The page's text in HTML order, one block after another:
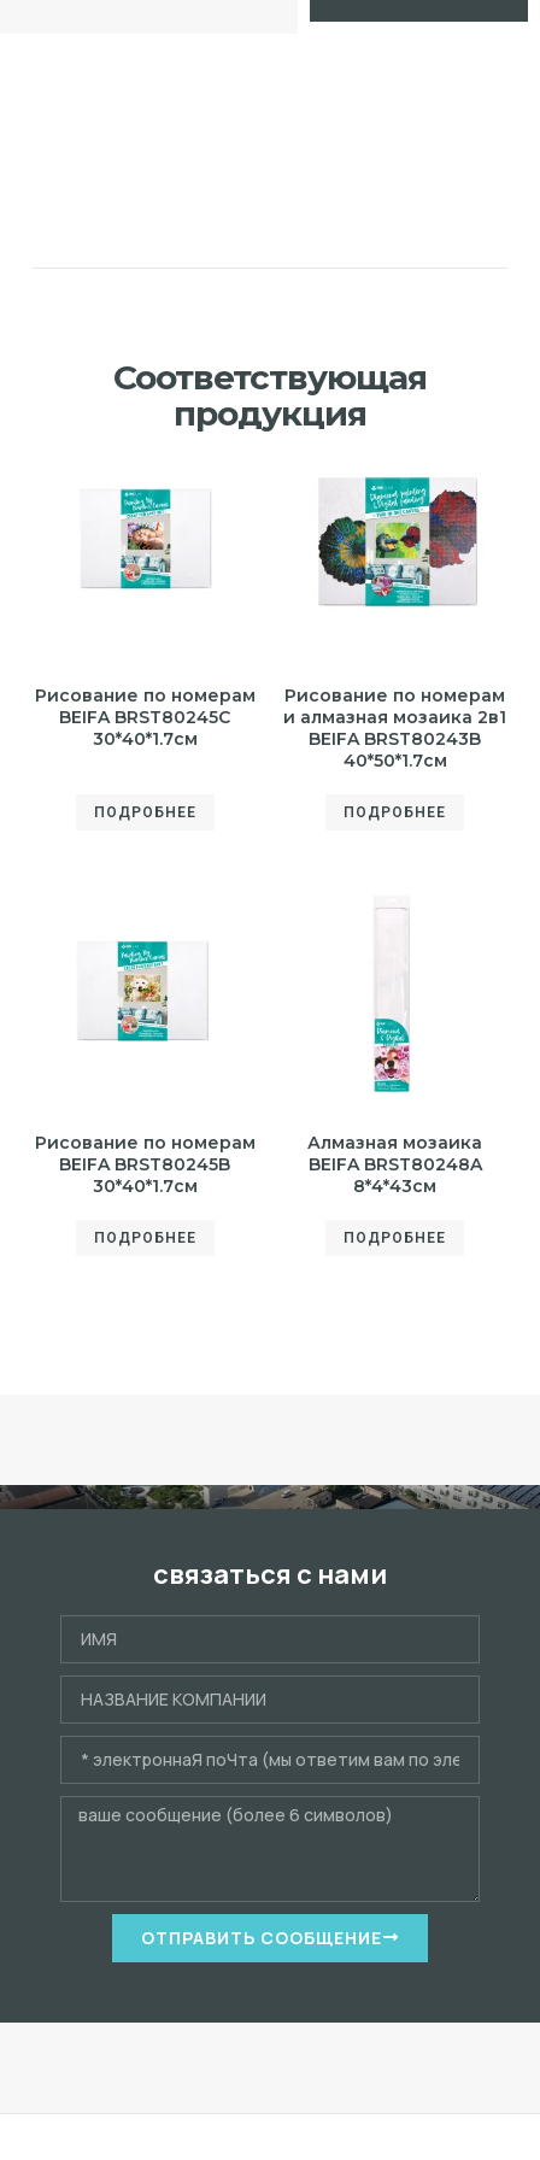
Соответствующая
продукция
Рисование по номерам
BEIFA BRST80245C
30*40*1.7см
ПОДРОБНЕЕ
Рисование по номерам
и алмазная мозаика 2в1
BEIFA BRST80243B
40*50*1.7см
ПОДРОБНЕЕ
Рисование по номерам
BEIFA BRST80245B
30*40*1.7см
ПОДРОБНЕЕ
Алмазная мозаика
BEIFA BRST80248A
8*4*43см
ПОДРОБНЕЕ
связаться с нами
ОТПРАВИТЬ СООБЩЕНИЕ